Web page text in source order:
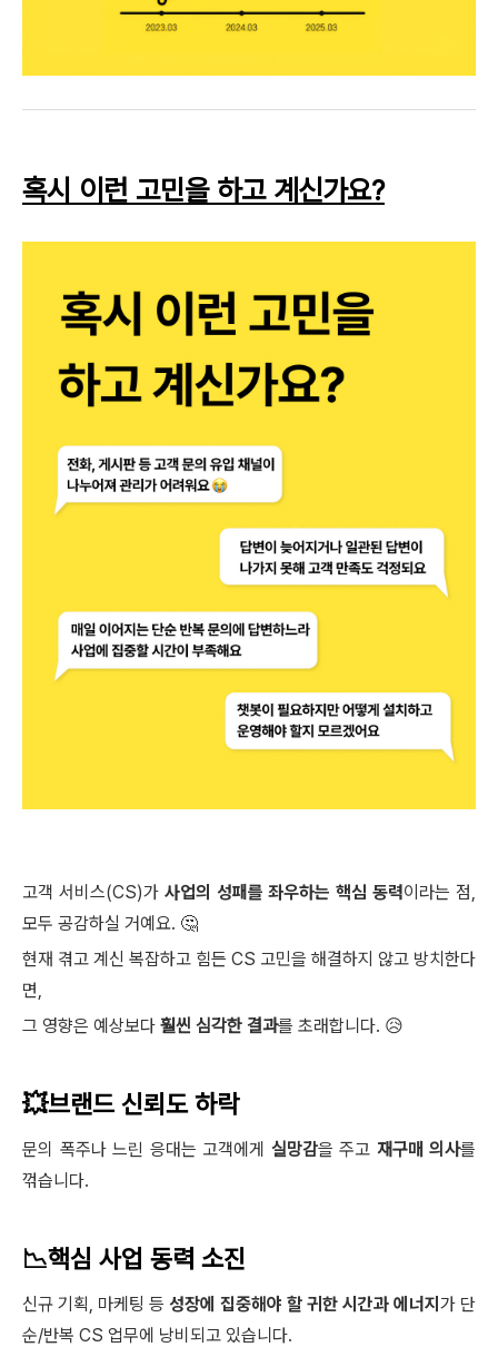
혹시 이런 고민을 하고 계신가요?
고객 서비스(CS)가 사업의 성패를 좌우하는 핵심 동력이라는 점,
모두 공감하실 거예요. 🤔
현재 겪고 계신 복잡하고 힘든 CS 고민을 해결하지 않고 방치한다
면,
그 영향은 예상보다 훨씬 심각한 결과를 초래합니다. 😥
💥브랜드 신뢰도 하락
문의 폭주나 느린 응대는 고객에게 실망감을 주고 재구매 의사를
꺾습니다.
📉핵심 사업 동력 소진
신규 기획, 마케팅 등 성장에 집중해야 할 귀한 시간과 에너지 가 단
순/반복 CS 업무에 낭비되고 있습니다.